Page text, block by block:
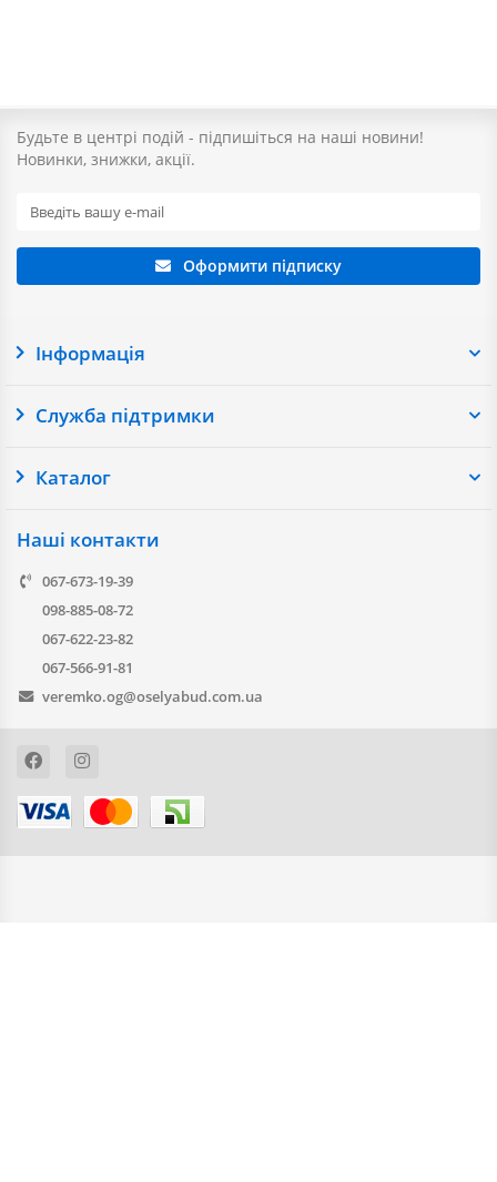
Будьте в центрі подій - підпишіться на наші новини!
Новинки, знижки, акції.
Оформити підписку
Інформація
Служба підтримки
Каталог
Наші контакти
067-673-19-39
098-885-08-72
067-622-23-82
067-566-91-81
veremko.og@oselyabud.com.ua